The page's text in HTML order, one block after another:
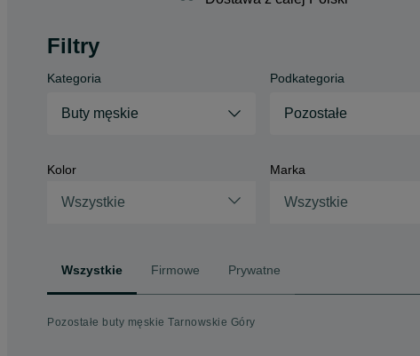
Filtry
Kategoria
Buty męskie
Podkategoria
Pozostałe
Kolor
Wszystkie
Marka
Wszystkie
Wszystkie Firmowe Prywatne
Pozostałe buty męskie Tarnowskie Góry